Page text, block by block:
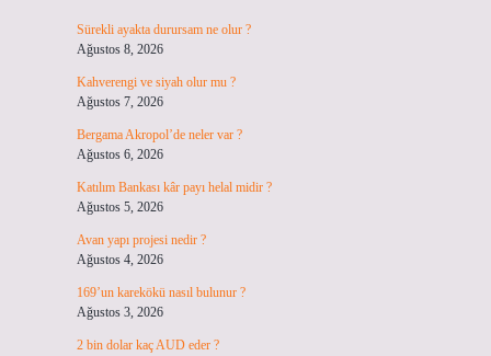
Sürekli ayakta durursam ne olur ?
Ağustos 8, 2026
Kahverengi ve siyah olur mu ?
Ağustos 7, 2026
Bergama Akropol’de neler var ?
Ağustos 6, 2026
Katılım Bankası kâr payı helal midir ?
Ağustos 5, 2026
Avan yapı projesi nedir ?
Ağustos 4, 2026
169’un karekökü nasıl bulunur ?
Ağustos 3, 2026
2 bin dolar kaç AUD eder ?